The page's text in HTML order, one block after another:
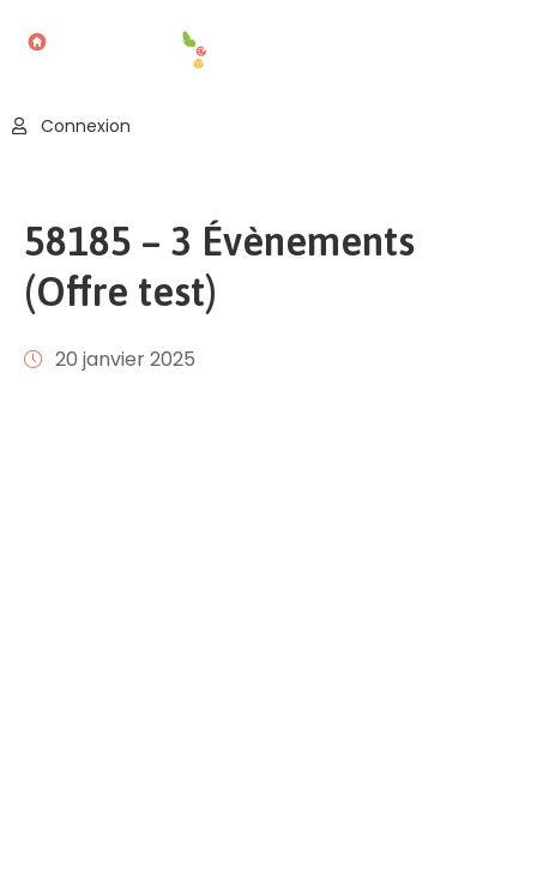
Offres
Publier
Connexion
58185 – 3 Évènements
(Offre test)
20 janvier 2025